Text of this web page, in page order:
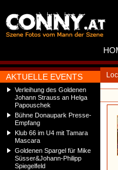
AKTUELLE EVENTS
Verleihung des Goldenen
Johann Strauss an Helga
Papouschek
Bühne Donaupark Presse-
Empfang
Klub 66 im U4 mit Tamara
Mascara
Goldenen Spargel für Mike
Süsser&Johann-Philipp
Spiegelfeld